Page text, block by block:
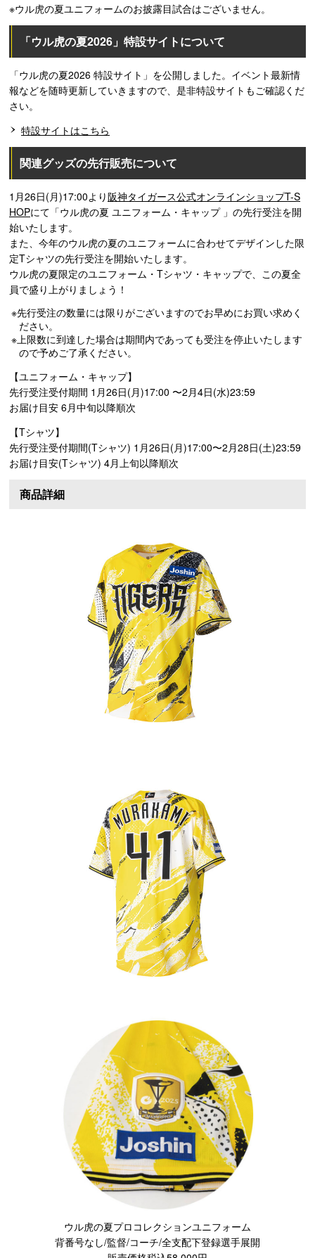
※ウル虎の夏ユニフォームのお披露目試合はございません。
「ウル虎の夏2026」特設サイトについて
「ウル虎の夏2026 特設サイト」を公開しました。イベント最新情
報などを随時更新していきますので、是非特設サイトもご確認くだ
さい。
特設サイトはこちら
関連グッズの先行販売について
1月26日(月)17:00より阪神タイガース公式オンラインショップT-S
HOPにて「ウル虎の夏 ユニフォーム・キャップ 」の先行受注を開
始いたします。
また、今年のウル虎の夏のユニフォームに合わせてデザインした限
定Tシャツの先行受注を開始いたします。
ウル虎の夏限定のユニフォーム・Tシャツ・キャップで、この夏全
員で盛り上がりましょう！
※先行受注の数量には限りがございますのでお早めにお買い求めく
ださい。
※上限数に到達した場合は期間内であっても受注を停止いたします
ので予めご了承ください。
【ユニフォーム・キャップ】
先行受注受付期間 1月26日(月)17:00 〜2月4日(水)23:59
お届け目安 6月中旬以降順次
【Tシャツ】
先行受注受付期間(Tシャツ) 1月26日(月)17:00〜2月28日(土)23:59
お届け目安(Tシャツ) 4月上旬以降順次
商品詳細
ウル虎の夏プロコレクションユニフォーム
背番号なし/監督/コーチ/全支配下登録選手展開